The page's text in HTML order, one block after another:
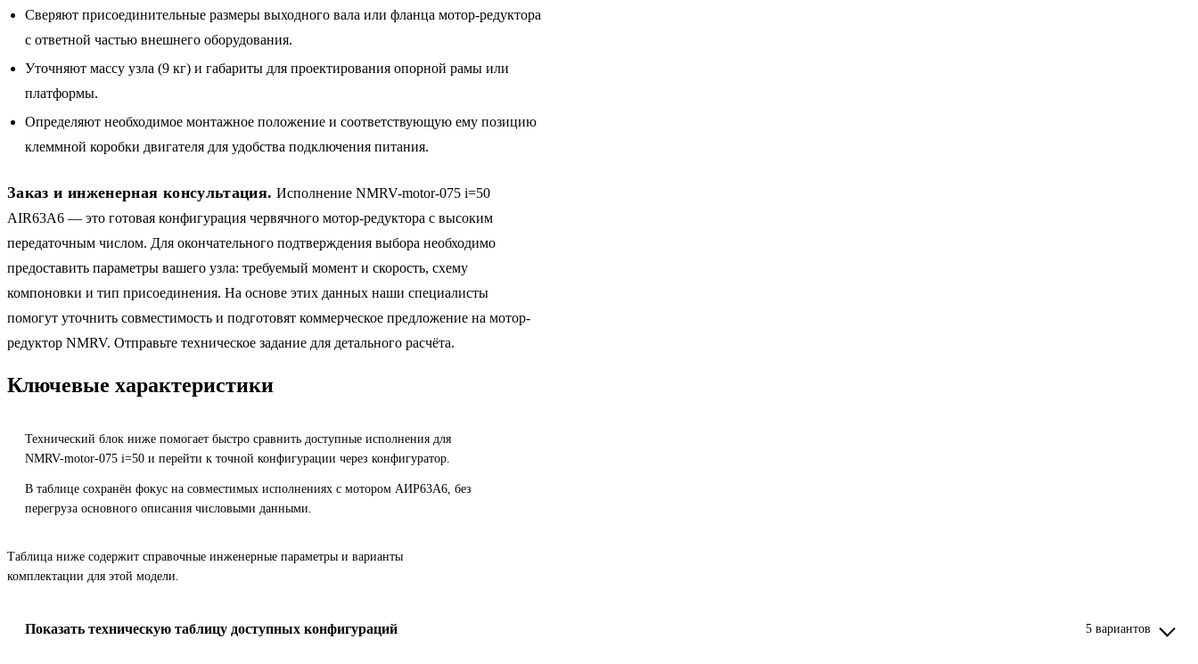
Сверяют присоединительные размеры выходного вала или фланца мотор-редуктора
с ответной частью внешнего оборудования.
Уточняют массу узла (9 кг) и габариты для проектирования опорной рамы или
платформы.
Определяют необходимое монтажное положение и соответствующую ему позицию
клеммной коробки двигателя для удобства подключения питания.
Заказ и инженерная консультация. Исполнение NMRV-motor-075 i=50
AIR63A6 — это готовая конфигурация червячного мотор-редуктора с высоким
передаточным числом. Для окончательного подтверждения выбора необходимо
предоставить параметры вашего узла: требуемый момент и скорость, схему
компоновки и тип присоединения. На основе этих данных наши специалисты
помогут уточнить совместимость и подготовят коммерческое предложение на мотор-
редуктор NMRV. Отправьте техническое задание для детального расчёта.
Ключевые характеристики
Технический блок ниже помогает быстро сравнить доступные исполнения для
NMRV-motor-075 i=50 и перейти к точной конфигурации через конфигуратор.
В таблице сохранён фокус на совместимых исполнениях с мотором АИР63A6, без
перегруза основного описания числовыми данными.
Таблица ниже содержит справочные инженерные параметры и варианты
комплектации для этой модели.
Показать техническую таблицу доступных конфигураций 5 вариантов